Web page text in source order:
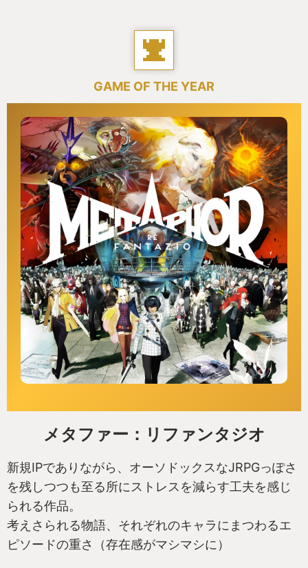
GAME OF THE YEAR
メタファー：リファンタジオ
新規IPでありながら、オーソドックスなJRPGっぽさ
を残しつつも至る所にストレスを減らす工夫を感じ
られる作品。
考えさられる物語、それぞれのキャラにまつわるエ
ピソードの重さ（存在感がマシマシに）